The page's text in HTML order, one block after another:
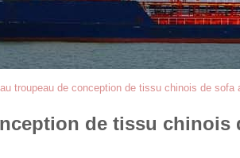
troupeau de conception de tissu chinois de
de tissu